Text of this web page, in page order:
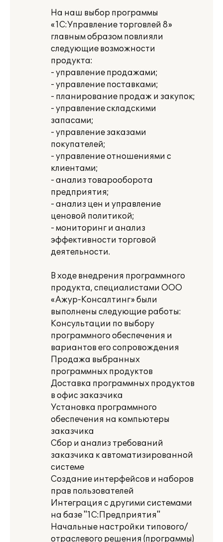
На наш выбор программы
«1С:Управление торговлей 8»
главным образом повлияли
следующие возможности
продукта:
- управление продажами;
- управление поставками;
- планирование продаж и закупок;
- управление складскими
запасами;
- управление заказами
покупателей;
- управление отношениями с
клиентами;
- анализ товарооборота
предприятия;
- анализ цен и управление
ценовой политикой;
- мониторинг и анализ
эффективности торговой
деятельности.
В ходе внедрения программного
продукта, специалистами ООО
«Ажур-Консалтинг» были
выполнены следующие работы:
Консультации по выбору
программного обеспечения и
вариантов его сопровождения
Продажа выбранных
программных продуктов
Доставка программных продуктов
в офис заказчика
Установка программного
обеспечения на компьютеры
заказчика
Сбор и анализ требований
заказчика к автоматизированной
системе
Создание интерфейсов и наборов
прав пользователей
Интеграция с другими системами
на базе "1С:Предприятия"
Начальные настройки типового/
отраслевого решения (программы)